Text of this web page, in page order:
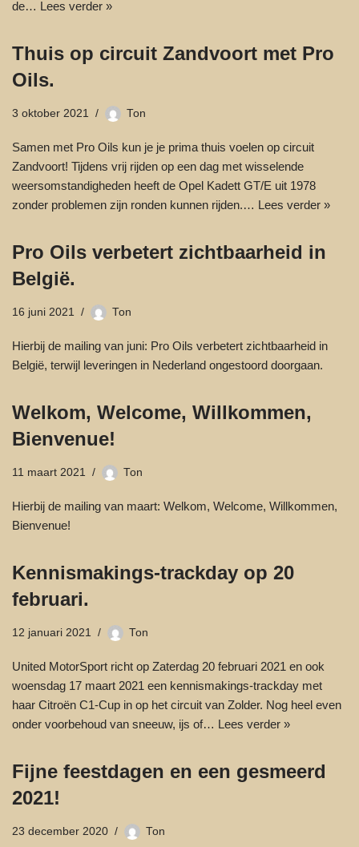
de… Lees verder »
Thuis op circuit Zandvoort met Pro
Oils.
3 oktober 2021 Ton
Samen met Pro Oils kun je je prima thuis voelen op circuit
Zandvoort! Tijdens vrij rijden op een dag met wisselende
weersomstandigheden heeft de Opel Kadett GT/E uit 1978
zonder problemen zijn ronden kunnen rijden.… Lees verder »
Pro Oils verbetert zichtbaarheid in
België.
16 juni 2021 Ton
Hierbij de mailing van juni: Pro Oils verbetert zichtbaarheid in
België, terwijl leveringen in Nederland ongestoord doorgaan.
Welkom, Welcome, Willkommen,
Bienvenue!
11 maart 2021 Ton
Hierbij de mailing van maart: Welkom, Welcome, Willkommen,
Bienvenue!
Kennismakings-trackday op 20
februari.
12 januari 2021 Ton
United MotorSport richt op Zaterdag 20 februari 2021 en ook
woensdag 17 maart 2021 een kennismakings-trackday met
haar Citroën C1-Cup in op het circuit van Zolder. Nog heel even
onder voorbehoud van sneeuw, ijs of… Lees verder »
Fijne feestdagen en een gesmeerd
2021!
23 december 2020 Ton